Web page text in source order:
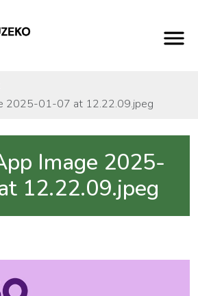
2025-01-07 at 12.22.09.jpeg
Image 2025-
12.22.09.jpeg